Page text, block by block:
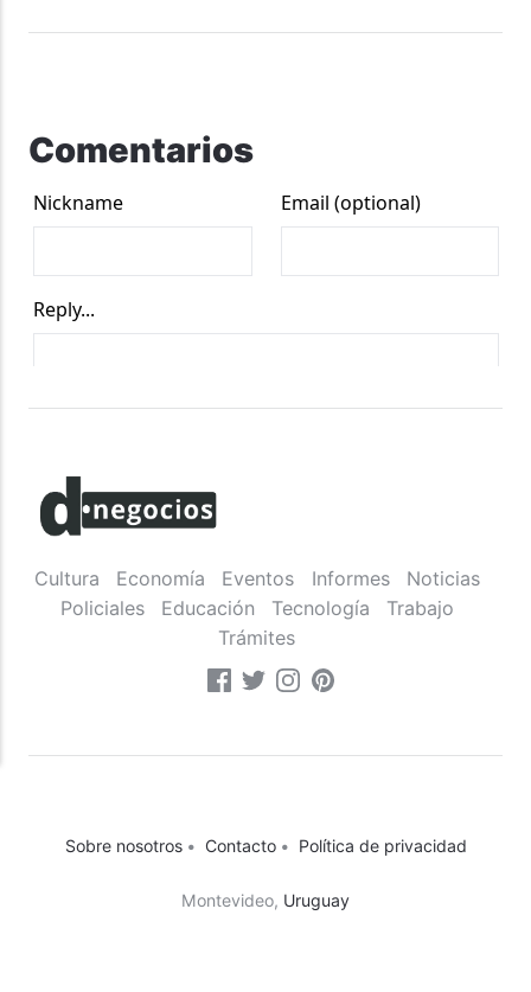
Comentarios
Cultura Economía Eventos Informes
Noticias
Policiales
Educación Tecnología
Trabajo
Trámites
Sobre nosotros • Contacto • Política de privacidad
Montevideo, Uruguay